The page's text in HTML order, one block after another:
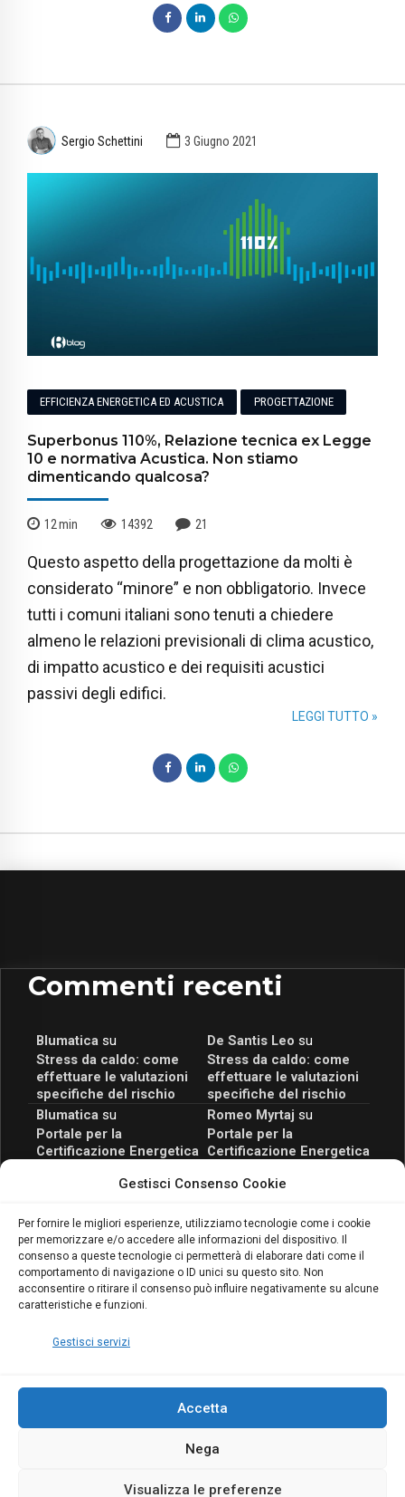
Gestisci Consenso Cookie
Per fornire le migliori esperienze, utilizziamo tecnologie come i cookie
per memorizzare e/o accedere alle informazioni del dispositivo. Il
consenso a queste tecnologie ci permetterà di elaborare dati come il
comportamento di navigazione o ID unici su questo sito. Non
acconsentire o ritirare il consenso può influire negativamente su alcune
caratteristiche e funzioni.
Gestisci servizi
Accetta
Nega
Visualizza le preferenze
Sergio Schettini 3 Giugno 2021
EFFICIENZA ENERGETICA ED ACUSTICA PROGETTAZIONE
Superbonus 110%, Relazione tecnica ex Legge
10 e normativa Acustica. Non stiamo
dimenticando qualcosa?
12min 14392 21
Questo aspetto della progettazione da molti è
considerato “minore” e non obbligatorio. Invece
tutti i comuni italiani sono tenuti a chiedere
almeno le relazioni previsionali di clima acustico,
di impatto acustico e dei requisiti acustici
passivi degli edifici.
LEGGI TUTTO »
Commenti recenti
Blumaticasu
Stress da caldo: come
effettuare le valutazioni
specifiche del rischio
De Santis Leo su
Stress da caldo: come
effettuare le valutazioni
specifiche del rischio
Blumaticasu
Portale per la
Certificazione Energetica
scopri il Corso Blumatica
Romeo Myrtaj su
Portale per la
Certificazione Energetica
scopri il Corso Blumatica
Blumaticasu
Coordinatore della
Sicurezza: cosa è
richiesto per abilitazione
e aggiornamento
Copyright Blumatica